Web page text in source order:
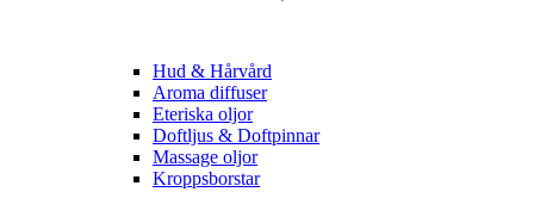
Hud & Hårvård
Aroma diffuser
Eteriska oljor
Doftljus & Doftpinnar
Massage oljor
Kroppsborstar